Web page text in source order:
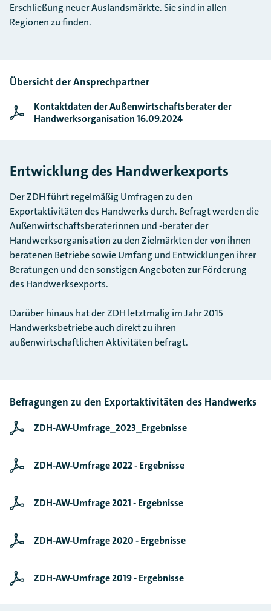
Erschließung neuer Auslandsmärkte. Sie sind in allen
Regionen zu finden.
Übersicht der Ansprechpartner
Kontaktdaten der Außenwirtschaftsberater der
Handwerksorganisation 16.09.2024
Entwicklung des Handwerkexports
Der ZDH führt regelmäßig Umfragen zu den
Exportaktivitäten des Handwerks durch. Befragt werden die
Außenwirtschaftsberaterinnen und -berater der
Handwerksorganisation zu den Zielmärkten der von ihnen
beratenen Betriebe sowie Umfang und Entwicklungen ihrer
Beratungen und den sonstigen Angeboten zur Förderung
des Handwerksexports.
Darüber hinaus hat der ZDH letztmalig im Jahr 2015
Handwerksbetriebe auch direkt zu ihren
außenwirtschaftlichen Aktivitäten befragt.
Befragungen zu den Exportaktivitäten des Handwerks
ZDH-AW-Umfrage_2023_Ergebnisse
ZDH-AW-Umfrage 2022 - Ergebnisse
ZDH-AW-Umfrage 2021 - Ergebnisse
ZDH-AW-Umfrage 2020 - Ergebnisse
ZDH-AW-Umfrage 2019 - Ergebnisse